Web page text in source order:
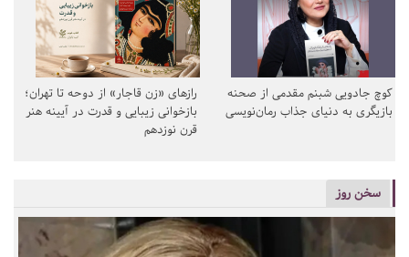
کوچ جادویی شبنم مقدمی از صحنه
بازیگری به دنیای جذاب رمان‌نویسی
رازهای «زن قاجار» از دوحه تا تهران؛
بازخوانی زیبایی و قدرت در آیینه هنر
قرن نوزدهم
سخن روز